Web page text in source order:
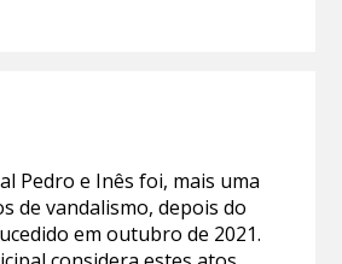
Pedro e Inês foi, mais uma
de vandalismo, depois do
em outubro de 2021.